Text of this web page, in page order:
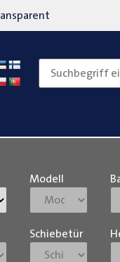
Modell
Schiebetür